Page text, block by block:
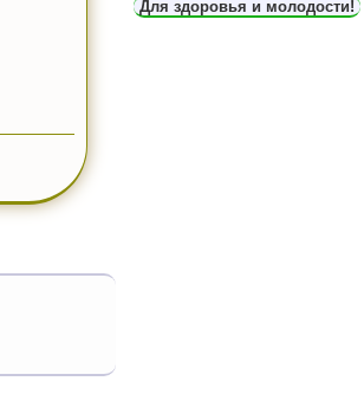
Для здоровья и молодости!